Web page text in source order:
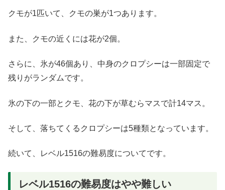
クモが1匹いて、クモの巣が1つあります。
また、クモの近くには花が2個。
さらに、氷が46個あり、中身のクロプシーは一部固定で
残りがランダムです。
氷の下の一部とクモ、花の下が草むらマスで計14マス。
そして、落ちてくるクロプシーは5種類となっています。
続いて、レベル1516の難易度についてです。
レベル1516の難易度はやや難しい